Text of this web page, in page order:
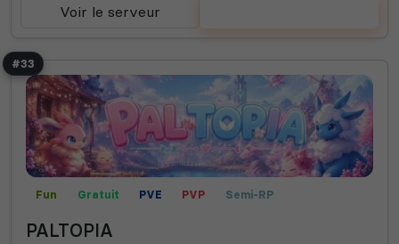
Voir le serveur
#33
Fun Gratuit PVE PVP Semi-RP
PALTOPIA